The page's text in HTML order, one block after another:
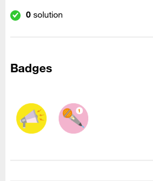
0 solution
Badges